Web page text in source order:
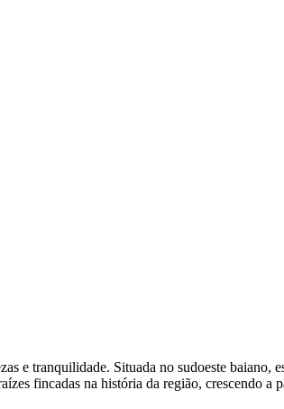
e tranquilidade. Situada no sudoeste baiano,
fincadas na história da região, crescendo a